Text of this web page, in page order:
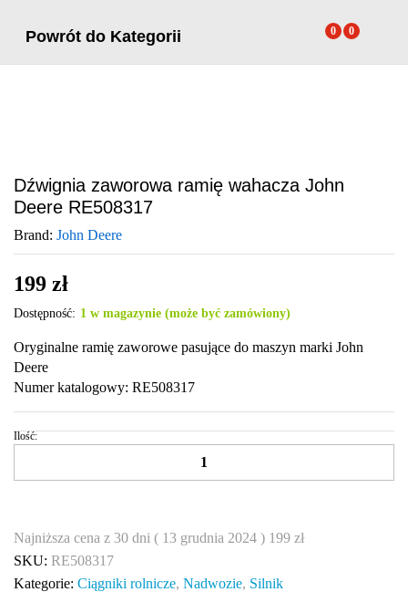
Powrót do Kategorii 0 0
Dźwignia zaworowa ramię wahacza John
Deere RE508317
Brand: John Deere
199 zł
Dostępność: 1 w magazynie (może być zamówiony)
Oryginalne ramię zaworowe pasujące do maszyn marki John
Deere
Numer katalogowy: RE508317
D
g
n
i
Ilość:
Najniższa cena z 30 dni ( 13 grudnia 2024 ) 199 zł
SKU: RE508317
Kategorie: Ciągniki rolnicze, Nadwozie, Silnik